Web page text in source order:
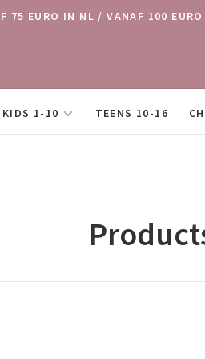
75 EURO IN NL / VANAF 100
KIDS 1-10 TEENS 10-16